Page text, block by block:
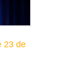
23 de